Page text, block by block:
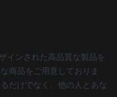
インされた高品質な製品を
商品をご用意しておりま
だけでなく、他の人とあな